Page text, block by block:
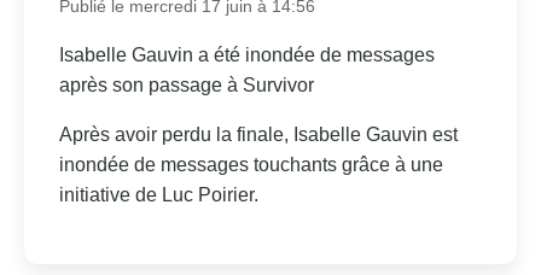
Publié le mercredi 17 juin à 14:56
Isabelle Gauvin a été inondée de messages
après son passage à Survivor
Après avoir perdu la finale, Isabelle Gauvin est
inondée de messages touchants grâce à une
initiative de Luc Poirier.